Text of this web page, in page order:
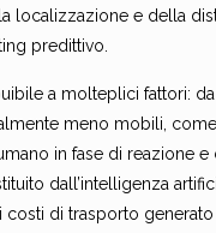
localizzazione e della
predittivo.
a molteplici fattori:
meno mobili,
in fase di reazione
dall’intelligenza
costi di trasporto